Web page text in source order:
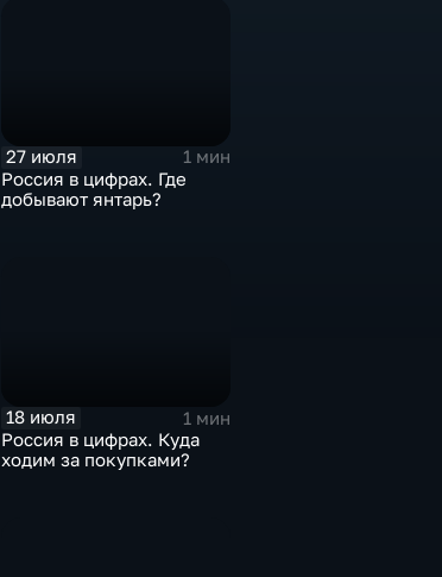
27 июля
1 мин
Россия в цифрах. Где
добывают янтарь?
18 июля
1 мин
Россия в цифрах. Куда
ходим за покупками?